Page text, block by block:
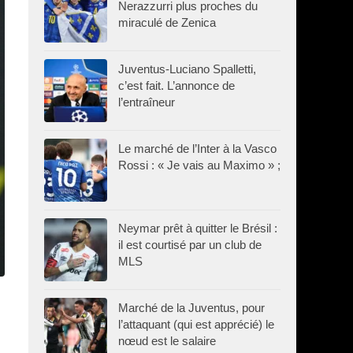
Nerazzurri plus proches du
miraculé de Zenica
Juventus-Luciano Spalletti,
c’est fait. L’annonce de
l’entraîneur
Le marché de l’Inter à la Vasco
Rossi : « Je vais au Maximo » ;
Neymar prêt à quitter le Brésil :
il est courtisé par un club de
MLS
Marché de la Juventus, pour
l’attaquant (qui est apprécié) le
nœud est le salaire